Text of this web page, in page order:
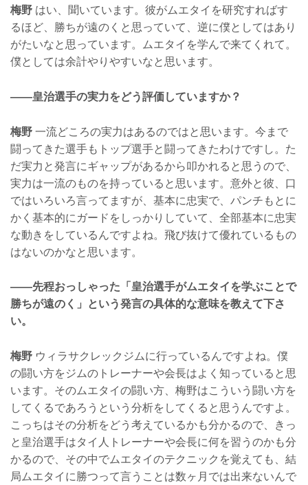
梅野 はい、聞いています。彼がムエタイを研究すればす
るほど、勝ちが遠のくと思っていて、逆に僕としてはあり
がたいなと思っています。ムエタイを学んで来てくれて。
僕としては余計やりやすいなと思います。
——皇治選手の実力をどう評価していますか？
梅野 一流どころの実力はあるのではと思います。今まで
闘ってきた選手もトップ選手と闘ってきたわけですし。た
だ実力と発言にギャップがあるから叩かれると思うので、
実力は一流のものを持っていると思います。意外と彼、口
ではいろいろ言ってますが、基本に忠実で、パンチもとに
かく基本的にガードをしっかりしていて、全部基本に忠実
な動きをしているんですよね。飛び抜けて優れているもの
はないのかなと思います。
——先程おっしゃった「皇治選手がムエタイを学ぶことで
勝ちが遠のく」という発言の具体的な意味を教えて下さ
い。
梅野 ウィラサクレックジムに行っているんですよね。僕
の闘い方をジムのトレーナーや会長はよく知っていると思
います。そのムエタイの闘い方、梅野はこういう闘い方を
してくるであろうという分析をしてくると思うんですよ。
こっちはその分析をどう考えているかも分かるので、きっ
と皇治選手はタイ人トレーナーや会長に何を習うのかも分
かるので、その中でムエタイのテクニックを覚えても、結
局ムエタイに勝つって言うことは数ヶ月では出来ないんで